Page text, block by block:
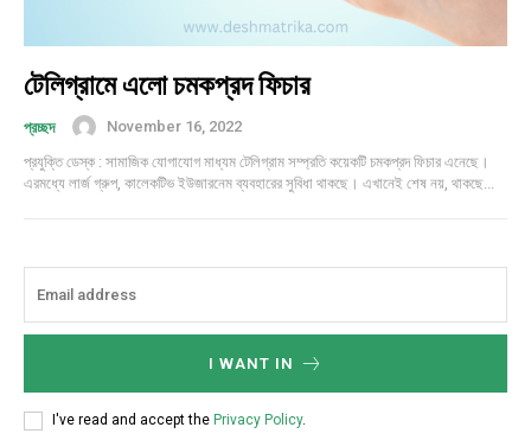
টেলিগ্রামে এলো চমকপ্রদ ফিচার
প্রচ্ছদ
November 16, 2022
প্রযুক্তি ডেস্ক : সামাজিক যোগাযোগ মাধ্যম টেলিগ্রাম সম্প্রতি কয়েকটি চমকপ্রদ ফিচার এনেছে।
এরমধ্যে লার্জ গ্রুপ, কালেকটিভ ইউজারনেম ব্যবহারের সুবিধা থাকছে। এখানেই শেষ নয়, থাকছে...
I WANT IN
I've read and accept the Privacy Policy.